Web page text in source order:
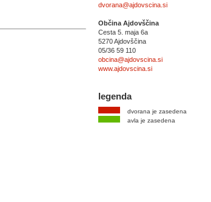
dvorana@ajdovscina.si
Občina Ajdovščina
Cesta 5. maja 6a
5270 Ajdovščina
05/36 59 110
obcina@ajdovscina.si
www.ajdovscina.si
legenda
dvorana je zasedena
avla je zasedena